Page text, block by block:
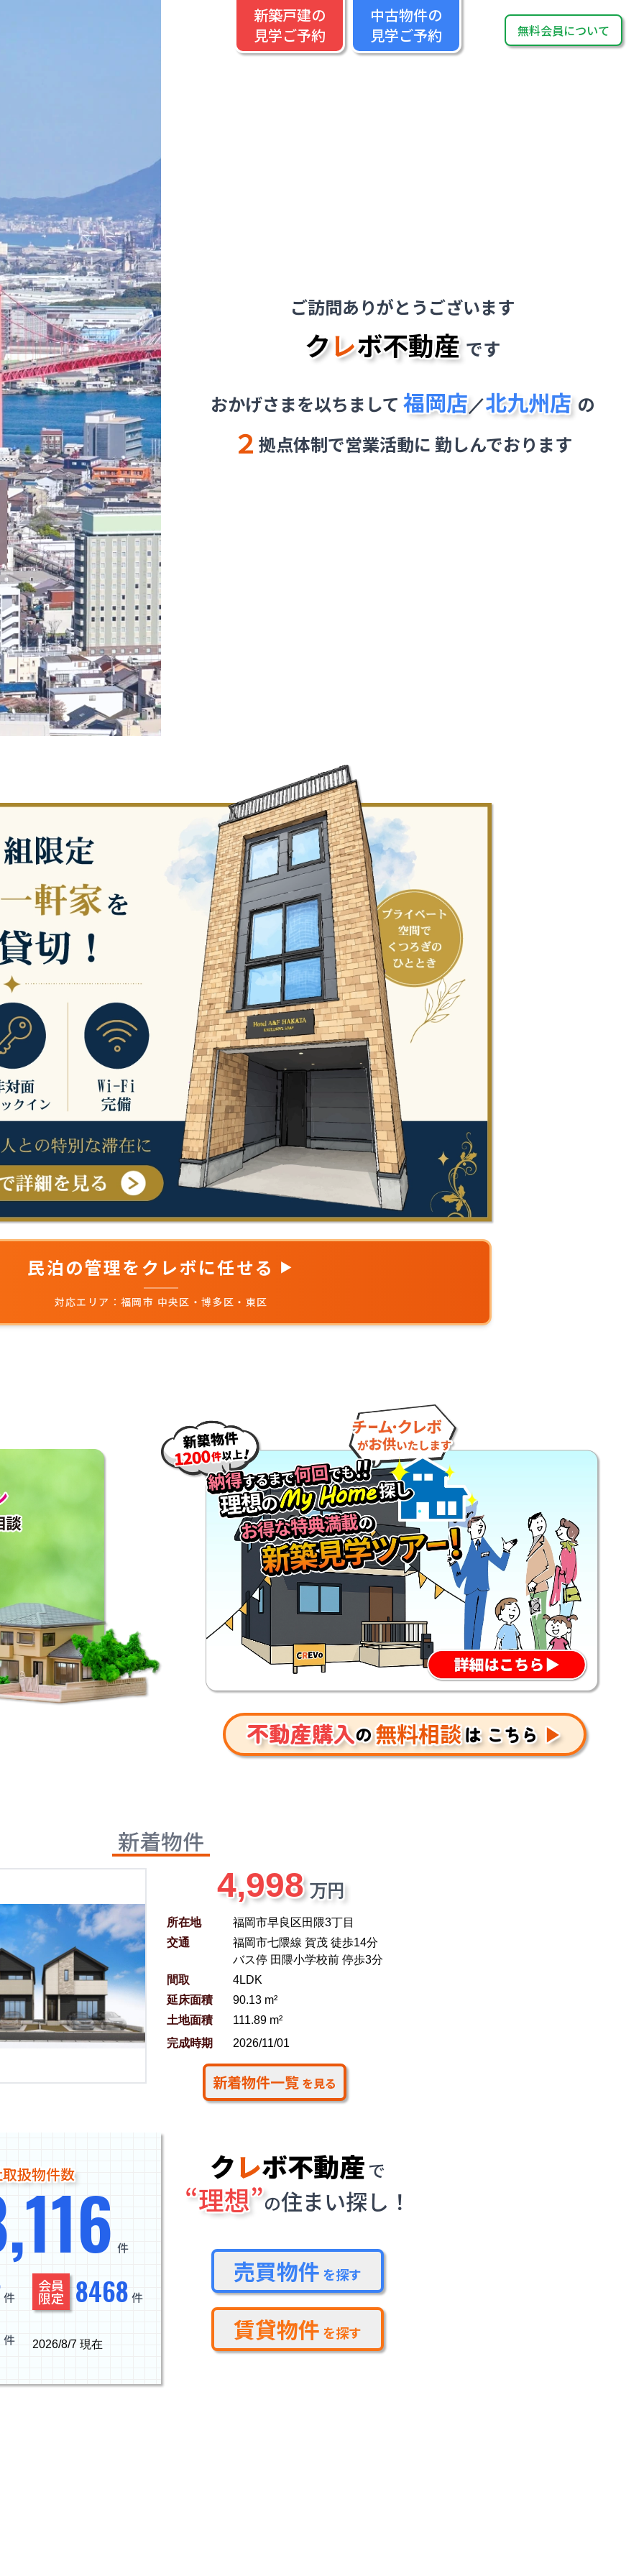
新築戸建の
見学ご予約
中古物件の
見学ご予約
無料会員について
ご訪問ありがとうございます
クレボ不動産 です
おかげさまを以ちまして 福岡店／北九州店 の
２ 拠点体制で営業活動に 勤しんでおります
民泊の管理をクレボに任せる ▶
対応エリア：福岡市 中央区・博多区・東区
不動産購入の無料相談は こちら ▶
新着物件
4,998 万円
所在地
福岡市早良区田隈3丁目
交通
福岡市七隈線 賀茂 徒歩14分
バス停 田隈小学校前 停歩3分
間取
4LDK
延床面積
90.13 m²
土地面積
111.89 m²
完成時期
2026/11/01
新着物件一覧 を見る
扱物件数
件
件
会員
限定 8468 件
件 2026/8/7 現在
クレボ不動産で
“理想”の住まい探し！
売買物件 を探す
賃貸物件 を探す